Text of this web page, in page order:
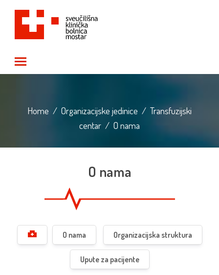
Home / Organizacijske jedinice / Transfuzijski
centar / O nama
O nama
O nama Organizacijska struktura
Upute za pacijente